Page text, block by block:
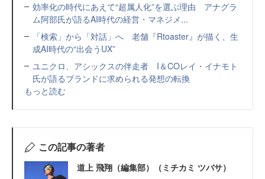
効率化の時代にあえて“超属人化”を選ぶ理由 アナグラ
ム阿部氏が語るAI時代の経営・マネジメ...
「検索」から「対話」へ 老舗『Rtoaster』が描く、生
成AI時代の“出会うUX”
ユニクロ、アシックスの伴走者 I＆COレイ・イナモト
氏が語るブランドに求められる発想の転換
もっと読む
この記事の著者
道上 飛翔（編集部）（ミチカミ ツバサ）